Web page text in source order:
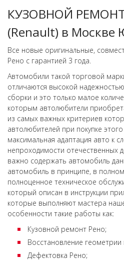
КУЗОВНОЙ
(Renault) в
Все новые оригинальные,
Рено с гарантией 3 года.
Автомобили такой торговой
отличаются высокой
сборки и это только малое
которым автолюбители
из самых важных критериев
автолюбителей при покупке
максимальная адаптация авто к
непроходимости отечественных
важно содержать автомобиль
автомобиль в принципе, в
полноценное техническое
который описан в инструкции
которые выполняют мастера
особенности такие работы как:
Кузовной ремонт Рено;
Восстановление геометрии
Дефектовка Рено;